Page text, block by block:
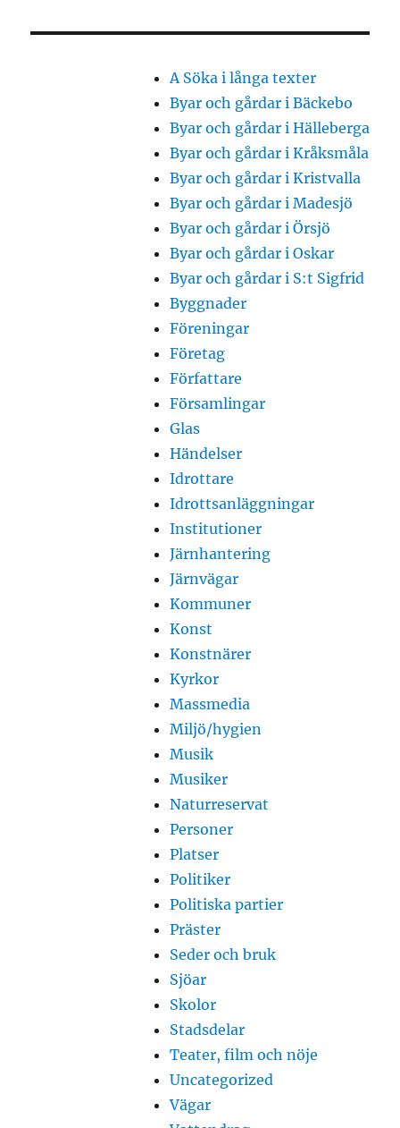
A Söka i långa texter
Byar och gårdar i Bäckebo
Byar och gårdar i Hälleberga
Byar och gårdar i Kråksmåla
Byar och gårdar i Kristvalla
Byar och gårdar i Madesjö
Byar och gårdar i Örsjö
Byar och gårdar i Oskar
Byar och gårdar i S:t Sigfrid
Byggnader
Föreningar
Företag
Författare
Församlingar
Glas
Händelser
Idrottare
Idrottsanläggningar
Institutioner
Järnhantering
Järnvägar
Kommuner
Konst
Konstnärer
Kyrkor
Massmedia
Miljö/hygien
Musik
Musiker
Naturreservat
Personer
Platser
Politiker
Politiska partier
Präster
Seder och bruk
Sjöar
Skolor
Stadsdelar
Teater, film och nöje
Uncategorized
Vägar